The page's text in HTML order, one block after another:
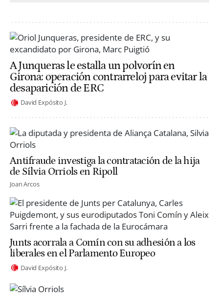
A Junqueras le estalla un polvorín en
Girona: operación contrarreloj para evitar la
desaparición de ERC
David Expósito J.
Antifraude investiga la contratación de la hija
de Sílvia Orriols en Ripoll
Joan Arcos
Junts acorrala a Comín con su adhesión a los
liberales en el Parlamento Europeo
David Expósito J.